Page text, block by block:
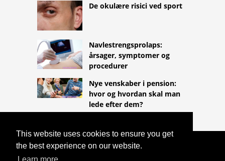
This website uses cookies to ensure you get
the best experience on our website.
De okulære risici ved sport
Navlestrengsprolaps:
årsager, symptomer og
procedurer
Nye venskaber i pension:
hvor og hvordan skal man
lede efter dem?
COPYRIGHT 2026
HTTPS://LIFESTYLEMED.NET